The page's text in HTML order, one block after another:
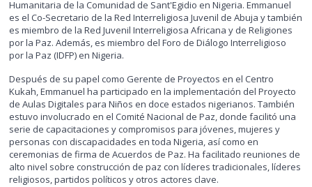
Humanitaria de la Comunidad de Sant'Egidio en Nigeria. Emmanuel
es el Co-Secretario de la Red Interreligiosa Juvenil de Abuja y también
es miembro de la Red Juvenil Interreligiosa Africana y de Religiones
por la Paz. Además, es miembro del Foro de Diálogo Interreligioso
por la Paz (IDFP) en Nigeria.
Después de su papel como Gerente de Proyectos en el Centro
Kukah, Emmanuel ha participado en la implementación del Proyecto
de Aulas Digitales para Niños en doce estados nigerianos. También
estuvo involucrado en el Comité Nacional de Paz, donde facilitó una
serie de capacitaciones y compromisos para jóvenes, mujeres y
personas con discapacidades en toda Nigeria, así como en
ceremonias de firma de Acuerdos de Paz. Ha facilitado reuniones de
alto nivel sobre construcción de paz con líderes tradicionales, líderes
religiosos, partidos políticos y otros actores clave.